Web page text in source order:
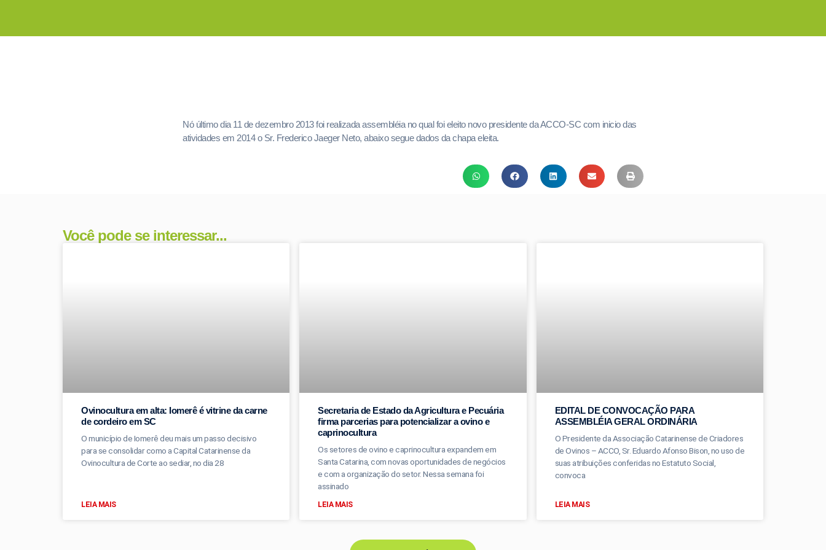
Nó último dia 11 de dezembro 2013 foi realizada assembléia no qual foi eleito novo presidente da ACCO-SC com inicio das
atividades em 2014 o Sr. Frederico Jaeger Neto, abaixo segue dados da chapa eleita.
Você pode se interessar...
Ovinocultura em alta: Iomerê é vitrine da carne
de cordeiro em SC
O município de Iomerê deu mais um passo decisivo
para se consolidar como a Capital Catarinense da
Ovinocultura de Corte ao sediar, no dia 28
LEIA MAIS
Secretaria de Estado da Agricultura e Pecuária
firma parcerias para potencializar a ovino e
caprinocultura
Os setores de ovino e caprinocultura expandem em
Santa Catarina, com novas oportunidades de negócios
e com a organização do setor. Nessa semana foi
assinado
LEIA MAIS
EDITAL DE CONVOCAÇÃO PARA
ASSEMBLÉIA GERAL ORDINÁRIA
O Presidente da Associação Catarinense de Criadores
de Ovinos – ACCO, Sr. Eduardo Afonso Bison, no uso de
suas atribuições conferidas no Estatuto Social,
convoca
LEIA MAIS